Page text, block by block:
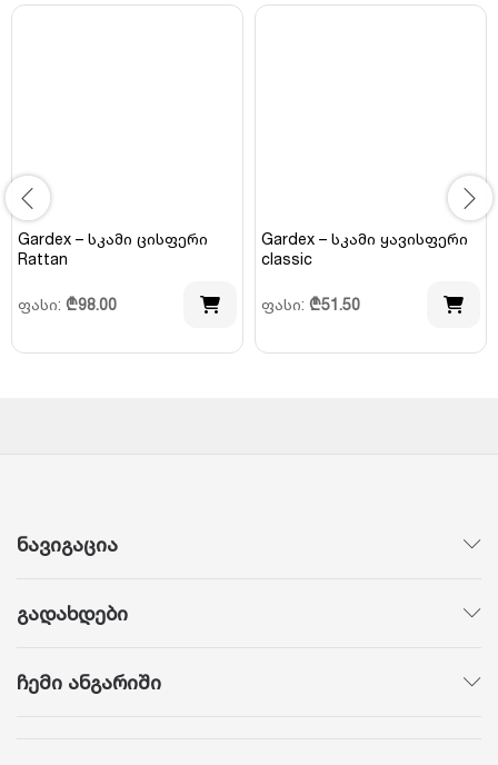
Gardex – სკამი ცისფერი
Rattan
ფასი: ₾98.00
Gardex – სკამი ყავისფერი
classic
ფასი: ₾51.50
ნავიგაცია
გადახდები
ჩემი ანგარიში